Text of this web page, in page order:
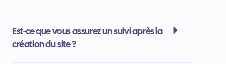
Est-ce que vous assurez un suivi après la
création du site ?